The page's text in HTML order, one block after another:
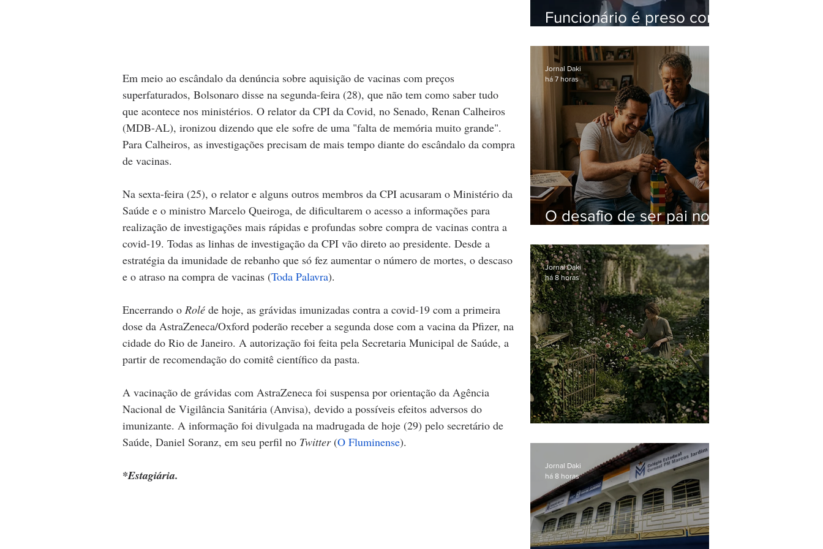
Em meio ao escândalo da denúncia sobre aquisição de vacinas com preços
superfaturados, Bolsonaro disse na segunda-feira (28), que não tem como saber tudo
que acontece nos ministérios. O relator da CPI da Covid, no Senado, Renan Calheiros
(MDB-AL), ironizou dizendo que ele sofre de uma "falta de memória muito grande".
Para Calheiros, as investigações precisam de mais tempo diante do escândalo da compra
de vacinas.
Na sexta-feira (25), o relator e alguns outros membros da CPI acusaram o Ministério da
Saúde e o ministro Marcelo Queiroga, de dificultarem o acesso a informações para
realização de investigações mais rápidas e profundas sobre compra de vacinas contra a
covid-19. Todas as linhas de investigação da CPI vão direto ao presidente. Desde a
estratégia da imunidade de rebanho que só fez aumentar o número de mortes, o descaso
e o atraso na compra de vacinas (Toda Palavra).
Encerrando o Rolé de hoje, as grávidas imunizadas contra a covid-19 com a primeira
dose da AstraZeneca/Oxford poderão receber a segunda dose com a vacina da Pfizer, na
cidade do Rio de Janeiro. A autorização foi feita pela Secretaria Municipal de Saúde, a
partir de recomendação do comitê científico da pasta.
A vacinação de grávidas com AstraZeneca foi suspensa por orientação da Agência
Nacional de Vigilância Sanitária (Anvisa), devido a possíveis efeitos adversos do
imunizante. A informação foi divulgada na madrugada de hoje (29) pelo secretário de
Saúde, Daniel Soranz, em seu perfil no Twitter (O Fluminense).
*Estagiária.
Funcionário é preso com
do Hospital do Andaraí
O desafio de ser pai no
Jornal Daki
há 7 horas
Jornal Daki
há 8 horas
Jornal Daki
há 8 horas